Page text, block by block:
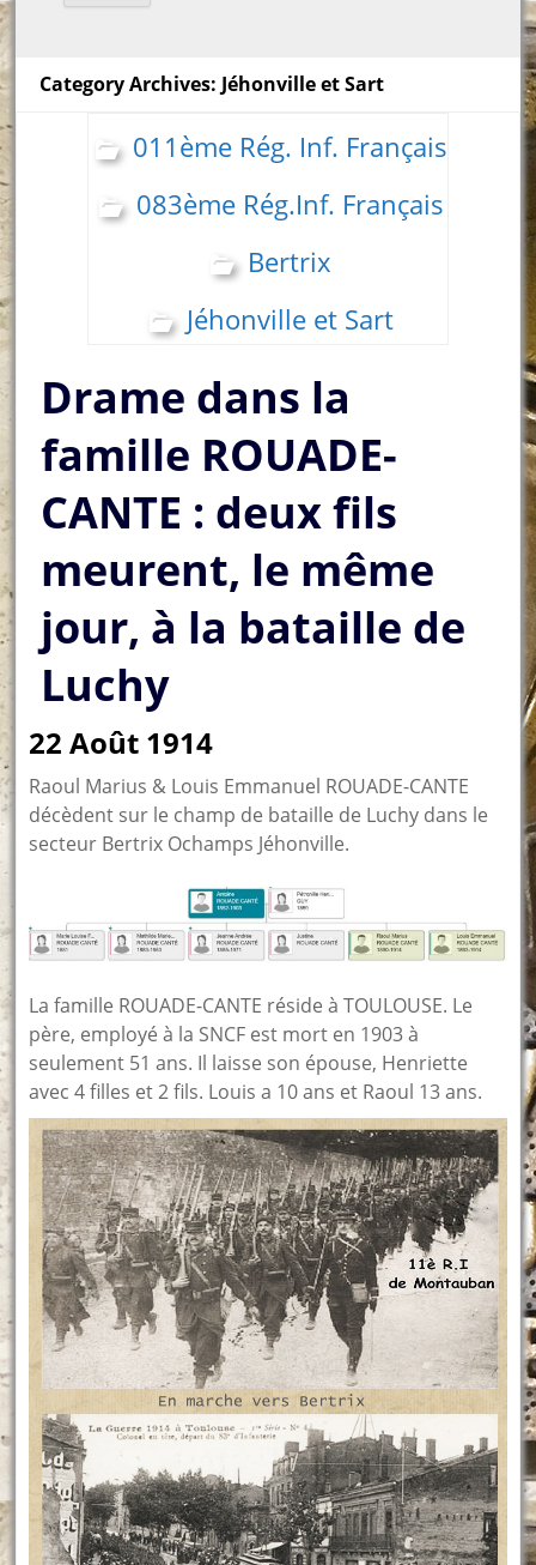
Category Archives: Jéhonville et Sart
011ème Rég. Inf. Français
083ème Rég.Inf. Français
Bertrix
Jéhonville et Sart
Drame dans la
famille ROUADE-
CANTE : deux fils
meurent, le même
jour, à la bataille de
Luchy
22 Août 1914
Raoul Marius & Louis Emmanuel ROUADE-CANTE
décèdent sur le champ de bataille de Luchy dans le
secteur Bertrix Ochamps Jéhonville.
La famille ROUADE-CANTE réside à TOULOUSE. Le
père, employé à la SNCF est mort en 1903 à
seulement 51 ans. Il laisse son épouse, Henriette
avec 4 filles et 2 fils. Louis a 10 ans et Raoul 13 ans.